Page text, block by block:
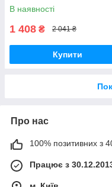
В наявності
1 408 ₴ 2 041 ₴
Купити
Про нас
100% позитивних з 40
Працює з